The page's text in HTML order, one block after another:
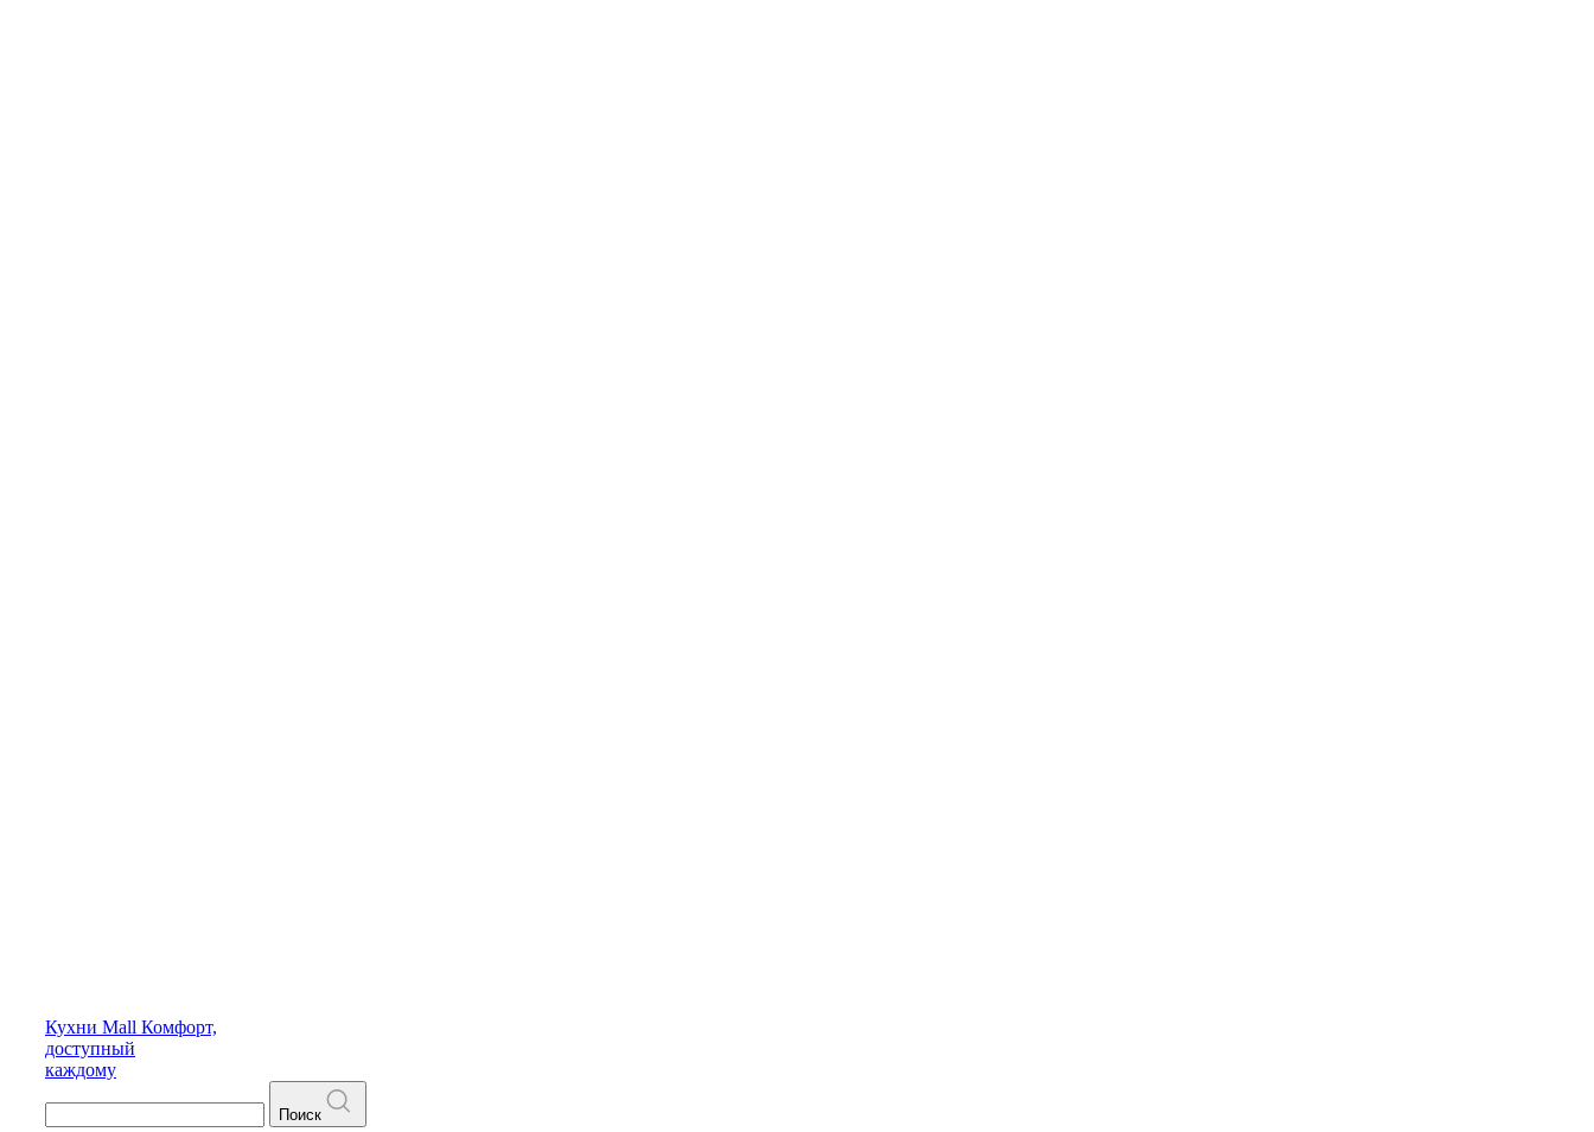
Кухни Mall Комфорт,
доступный
каждому
Поиск